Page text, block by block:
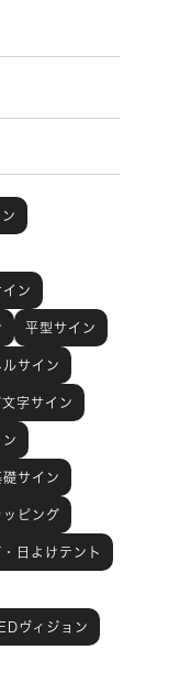
ン
平型サイン
サイン
文字サイン
サイン
ッピング
日よけテント
ヴィジョン